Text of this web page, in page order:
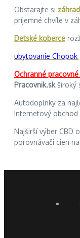
Obstarajte si
príjemné chvíle v
Detské koberce
ubytovanie Chopok
Ochranné
Pracovnik.skširoký
Autodoplnky za
Internetový obchod
Najširší výber CBD
porovnávači cien na